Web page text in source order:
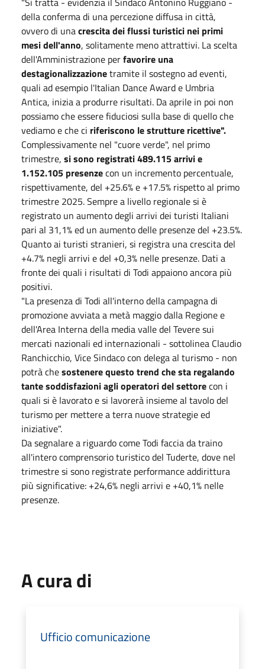
della conferma di una percezione diffusa in città,
ovvero di unacrescita dei flussi turistici nei primi
mesi dell'anno, solitamente meno attrattivi. La scelta
dell'Amministrazione perfavorire una
destagionalizzazionetramite il sostegno ad eventi,
quali ad esempio l'Italian Dance Award e Umbria
Antica, inizia a produrre risultati. Da aprile in poi non
possiamo che essere fiduciosi sulla base di quello che
vediamo e che ci riferiscono le strutture ricettive".
Complessivamente nel "cuore verde", nel primo
trimestre, si sono registrati 489.115 arrivi e
1.152.105 presenzecon un incremento percentuale,
rispettivamente, del +25.6% e +17.5% rispetto al primo
trimestre 2025. Sempre a livello regionale si è
registrato un aumento degli arrivi dei turisti Italiani
pari al 31,1% ed un aumento delle presenze del +23.5%.
Quanto ai turisti stranieri, si registra una crescita del
+4.7% negli arrivi e del +0,3% nelle presenze. Dati a
fronte dei quali i risultati di Todi appaiono ancora più
positivi.
"La presenza di Todi all'interno della campagna di
promozione avviata a metà maggio dalla Regione e
dell'Area Interna della media valle del Tevere sui
mercati nazionali ed internazionali - sottolinea Claudio
Ranchicchio, Vice Sindaco con delega al turismo - non
potrà chesostenere questo trend che sta regalando
tante soddisfazioni agli operatori del settorecon i
quali si è lavorato e si lavorerà insieme al tavolo del
turismo per mettere a terra nuove strategie ed
iniziative".
Da segnalare a riguardo come Todi faccia da traino
all'intero comprensorio turistico del Tuderte, dove nel
trimestre si sono registrate performance addirittura
più significative: +24,6% negli arrivi e +40,1% nelle
presenze.
A cura di
Ufficio comunicazione